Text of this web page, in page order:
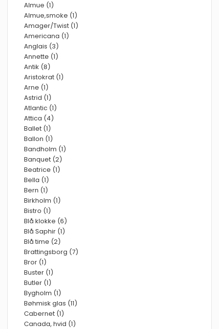
Almue (1)
Almue,smoke (1)
Amager/Twist (1)
Americana (1)
Anglais (3)
Annette (1)
Antik (8)
Aristokrat (1)
Arne (1)
Astrid (1)
Atlantic (1)
Attica (4)
Ballet (1)
Ballon (1)
Bandholm (1)
Banquet (2)
Beatrice (1)
Bella (1)
Bern (1)
Birkholm (1)
Bistro (1)
Blå klokke (6)
Blå Saphir (1)
Blå time (2)
Brattingsborg (7)
Bror (1)
Buster (1)
Butler (1)
Bygholm (1)
Bøhmisk glas (11)
Cabernet (1)
Canada, hvid (1)